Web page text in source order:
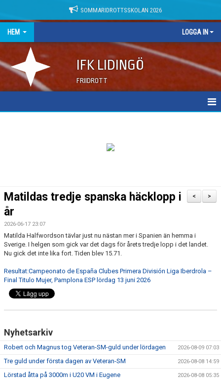
SOMMARIDROTTSSKOLAN 2026
HEM LOGGA IN
IFK LIDINGÖ
FRIIDROTT
>
<
Matildas tredje spanska häcklopp i
år
2026-06-17 23:07
Matilda Halfwordson tävlar just nu nästan mer i Spanien än hemma i
Sverige. I helgen som gick var det dags för årets tredje lopp i det landet.
Nu gick det inte lika fort. Tiden blev 15.71.
Resultat:Campeonato de España Clubes Primera División Liga Iberdrola –
Final Titulo Mujer, Pamplona ESP lördag 13 juni 2026
Nyhetsarkiv
Robert och Magnus tog Veteran-SM-guld under lördagen 2026-08-09 07:03
Tre guld under första dagen av Veteran-SM 2026-08-08 14:59
Lörstad åtta på 3000m i U20 VM i Eugene 2026-08-08 05:35